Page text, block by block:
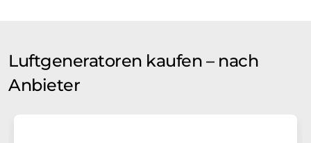
Luftgeneratoren kaufen – nach
Anbieter